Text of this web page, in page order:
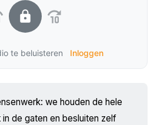
te beluisteren Inloggen
we houden de hele
de gaten en besluiten zelf